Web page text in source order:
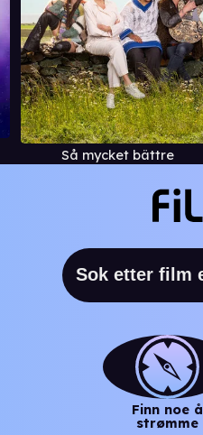
Så mycket bättre
Finn noe å
strømme